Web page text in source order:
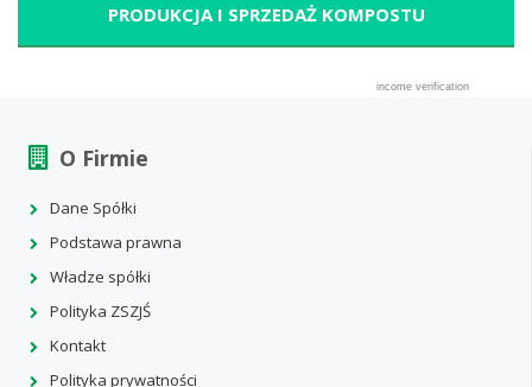
PRODUKCJA I SPRZEDAŻ KOMPOSTU
income verification
O Firmie
Dane Spółki
Podstawa prawna
Władze spółki
Polityka ZSZJŚ
Kontakt
Polityka prywatności